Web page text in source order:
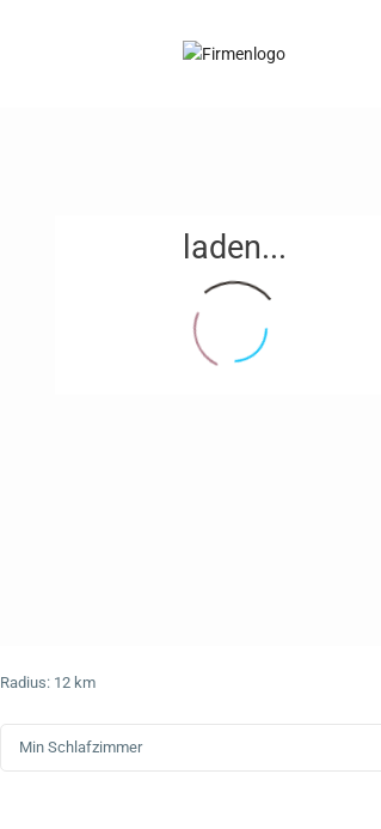
laden...
Radius: 12 km
Min Schlafzimmer